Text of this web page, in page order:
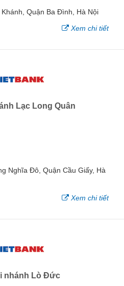
Quận Ba Đình, Hà Nội
Xem chi tiết
Lạc Long Quân
Nghĩa Đô, Quận Cầu Giấy, Hà
Xem chi tiết
nhánh Lò Đức